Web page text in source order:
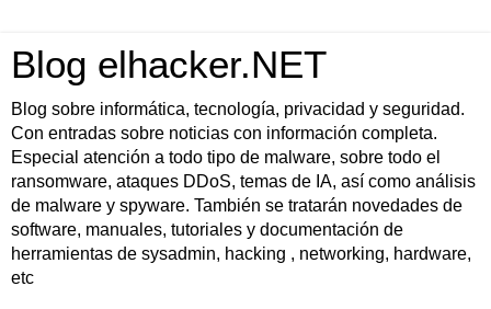
Blog elhacker.NET
Blog sobre informática, tecnología, privacidad y seguridad.
Con entradas sobre noticias con información completa.
Especial atención a todo tipo de malware, sobre todo el
ransomware, ataques DDoS, temas de IA, así como análisis
de malware y spyware. También se tratarán novedades de
software, manuales, tutoriales y documentación de
herramientas de sysadmin, hacking , networking, hardware,
etc